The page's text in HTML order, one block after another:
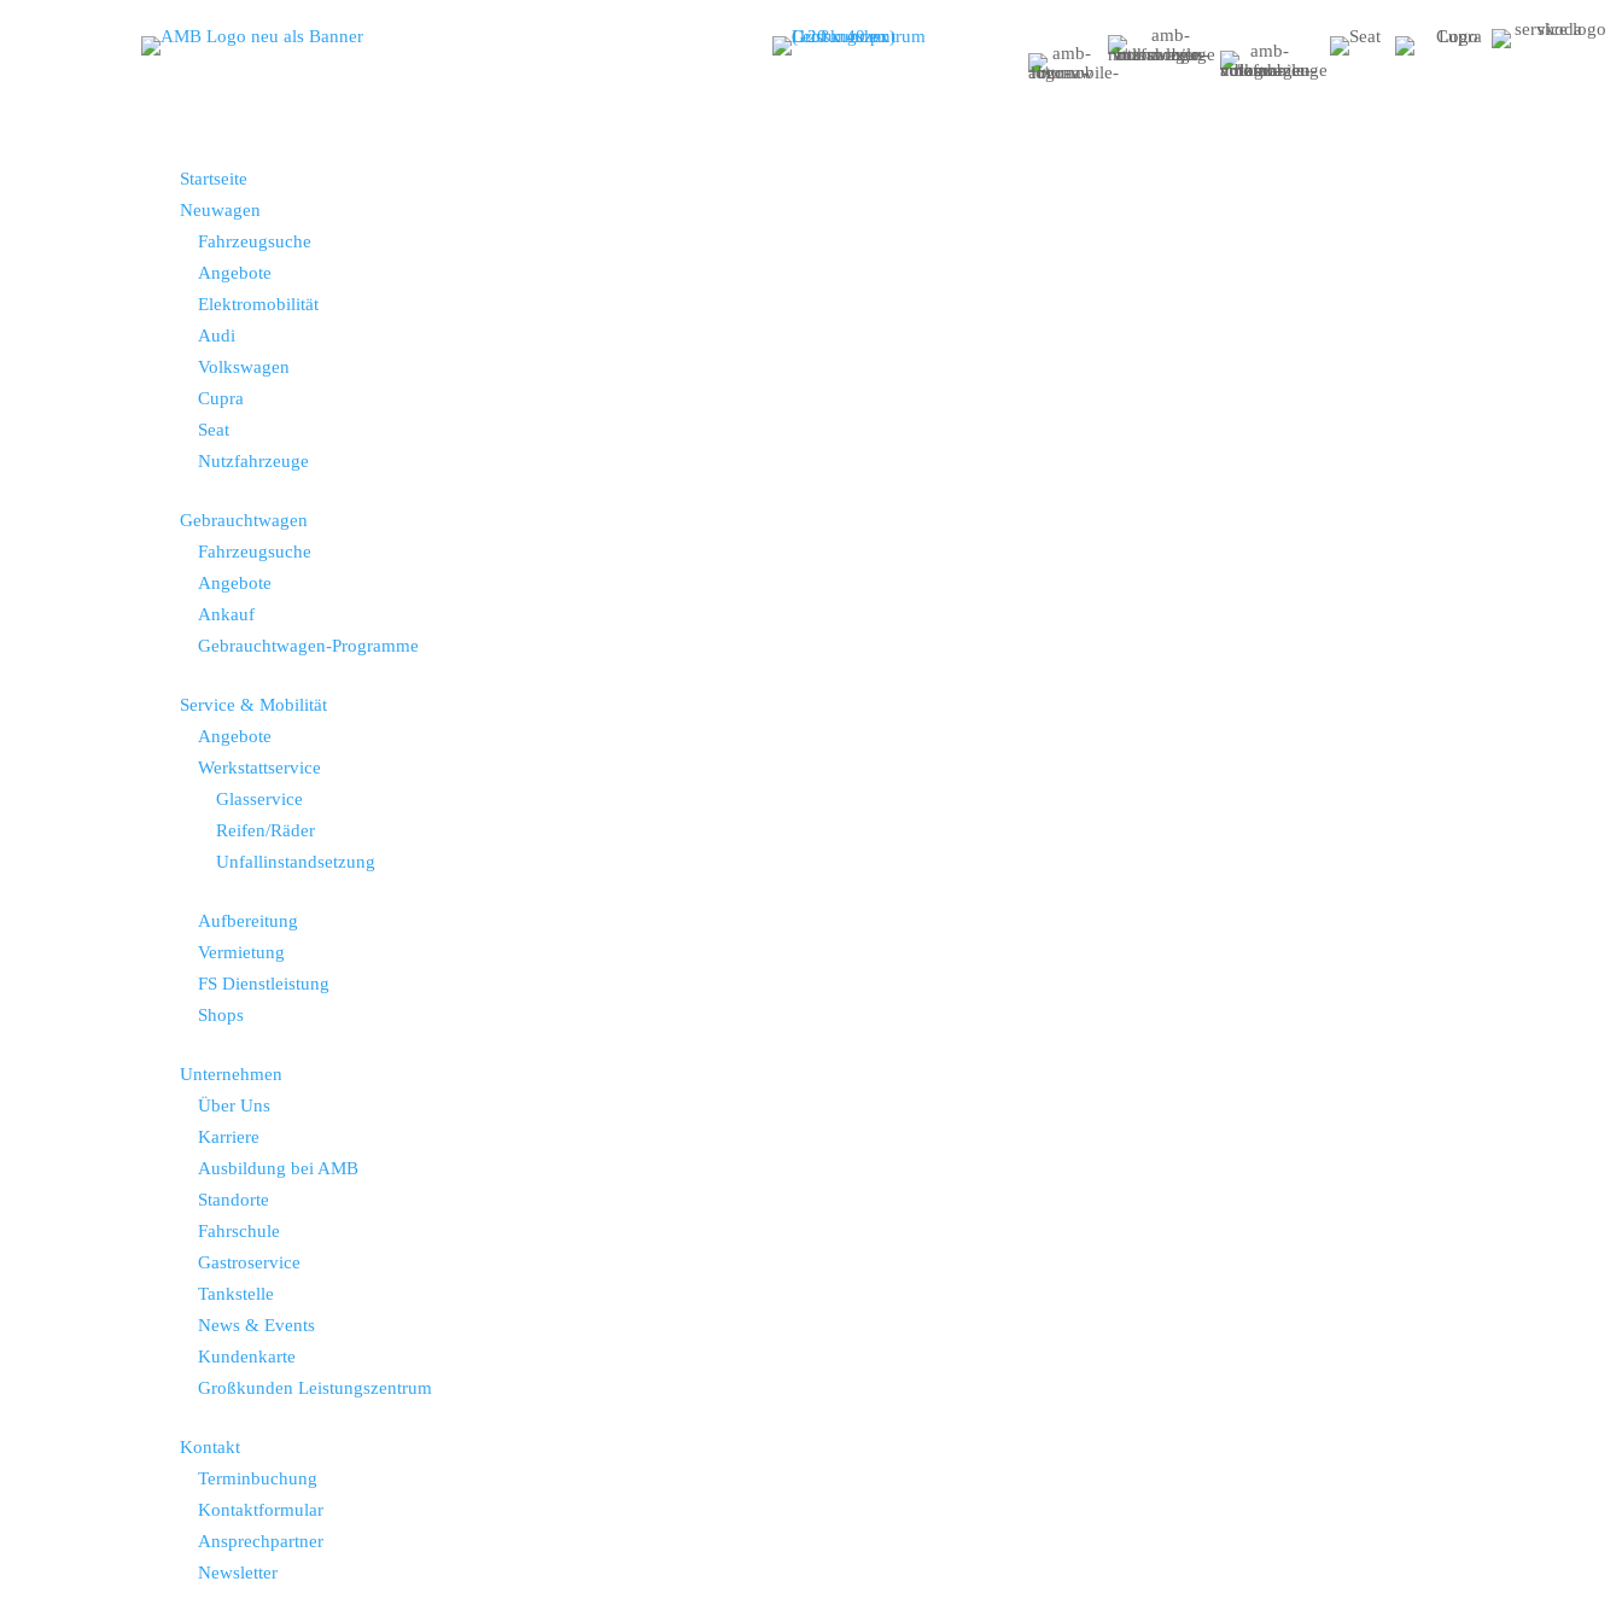
Startseite
Neuwagen
Fahrzeugsuche
Angebote
Elektromobilität
Audi
Volkswagen
Cupra
Seat
Nutzfahrzeuge
Gebrauchtwagen
Fahrzeugsuche
Angebote
Ankauf
Gebrauchtwagen-Programme
Service & Mobilität
Angebote
Werkstattservice
Glasservice
Reifen/Räder
Unfallinstandsetzung
Aufbereitung
Vermietung
FS Dienstleistung
Shops
Unternehmen
Über Uns
Karriere
Ausbildung bei AMB
Standorte
Fahrschule
Gastroservice
Tankstelle
News & Events
Kundenkarte
Großkunden Leistungszentrum
Kontakt
Terminbuchung
Kontaktformular
Ansprechpartner
Newsletter